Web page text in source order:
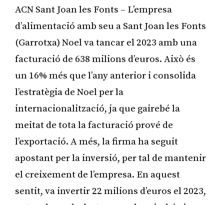
ACN Sant Joan les Fonts – L’empresa
d’alimentació amb seu a Sant Joan les Fonts
(Garrotxa) Noel va tancar el 2023 amb una
facturació de 638 milions d’euros. Això és
un 16% més que l’any anterior i consolida
l’estratègia de Noel per la
internacionalització, ja que gairebé la
meitat de tota la facturació prové de
l’exportació. A més, la firma ha seguit
apostant per la inversió, per tal de mantenir
el creixement de l’empresa. En aquest
sentit, va invertir 22 milions d’euros el 2023,